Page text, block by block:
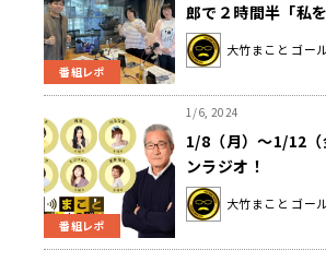
番組レポ
郎で２時間半「私
の」
大竹まこと ゴー
番組レポ
1/6, 2024
1/8（月）～1/12
ンラジオ！
大竹まこと ゴー